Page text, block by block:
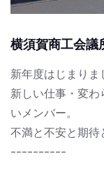
横須賀商工会議
新年度はじまりま
新しい仕事・変
いメンバー。
不満と不安と期待
----------